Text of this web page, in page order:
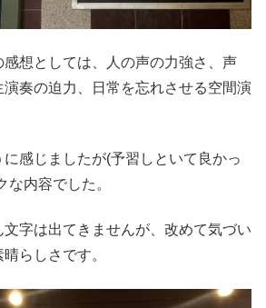
感想としては、人の声の力強さ、声
奏の迫力、日常を忘れさせる空間演
感じましたが(予習しといて良かっ
な内容でした。
字は出てきませんが、改めて気づい
らしさです。